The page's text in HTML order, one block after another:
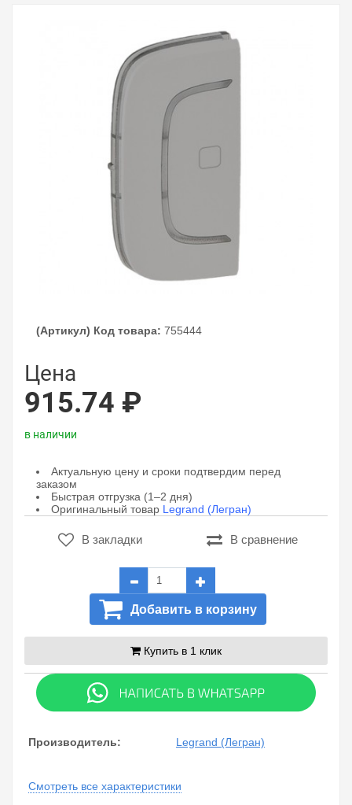
(Артикул) Код товара: 755444
Цена
915.74 ₽
в наличии
Актуальную цену и сроки подтвердим перед
заказом
Быстрая отгрузка (1–2 дня)
Оригинальный товар Legrand (Легран)
В закладки В сравнение
Добавить в корзину
Купить в 1 клик
Производитель: Legrand (Легран)
Смотреть все характеристики